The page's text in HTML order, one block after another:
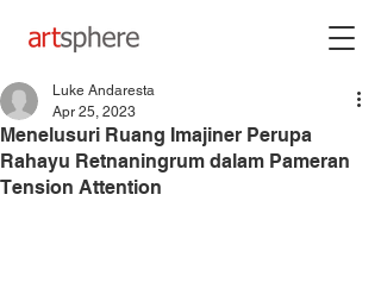
Menelusuri Ruang Imajiner Perupa
Rahayu Retnaningrum dalam Pameran
Tension Attention
Luke Andaresta
Apr 25, 2023